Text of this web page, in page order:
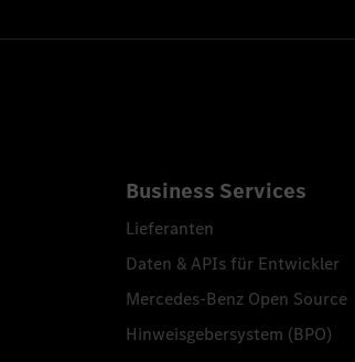
Business Services
Lieferanten
Daten & APIs für Entwickler
Mercedes-Benz Open Source
Hinweisgebersystem (BPO)